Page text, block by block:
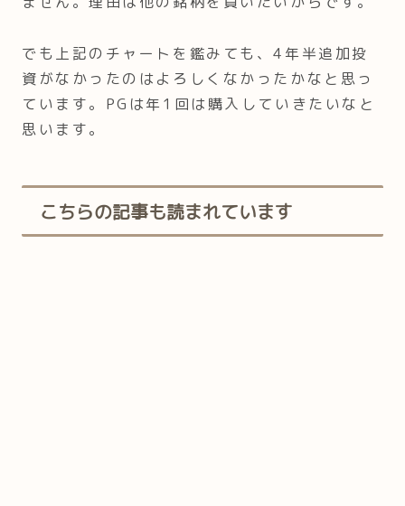
でも上記のチャートを鑑みても、4年半追加投
資がなかったのはよろしくなかったかなと思っ
ています。PGは年1回は購入していきたいなと
思います。
こちらの記事も読まれています